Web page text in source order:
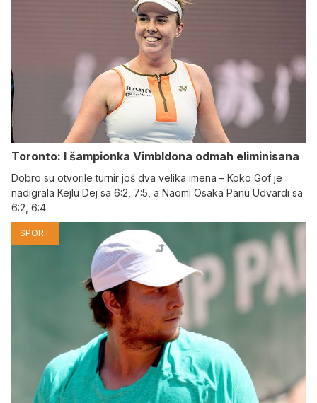
Toronto: I šampionka Vimbldona odmah eliminisana
Dobro su otvorile turnir još dva velika imena – Koko Gof je
nadigrala Kejlu Dej sa 6:2, 7:5, a Naomi Osaka Panu Udvardi sa
6:2, 6:4
SPORT